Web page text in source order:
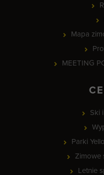
Mapa
MEETING
Ski
Parki
Zimowe
Letnie